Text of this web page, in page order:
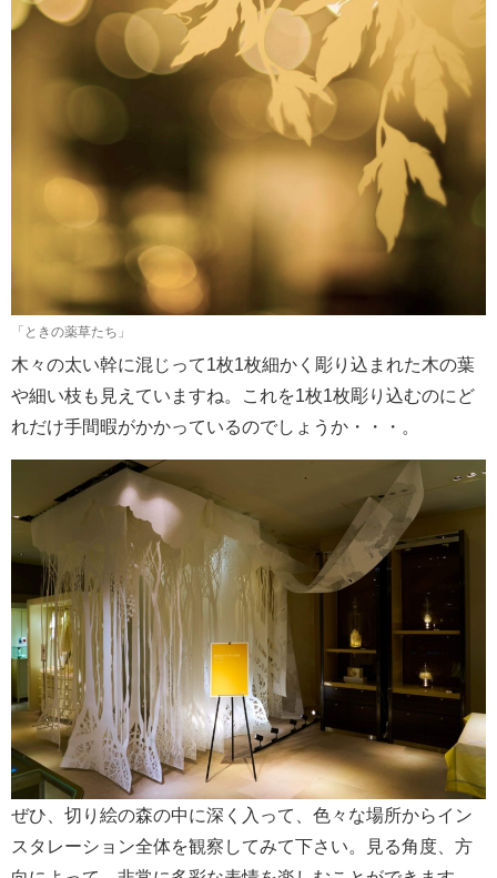
「ときの薬草たち」
木々の太い幹に混じって1枚1枚細かく彫り込まれた木の葉
や細い枝も見えていますね。これを1枚1枚彫り込むのにど
れだけ手間暇がかかっているのでしょうか・・・。
ぜひ、切り絵の森の中に深く入って、色々な場所からイン
スタレーション全体を観察してみて下さい。見る角度、方